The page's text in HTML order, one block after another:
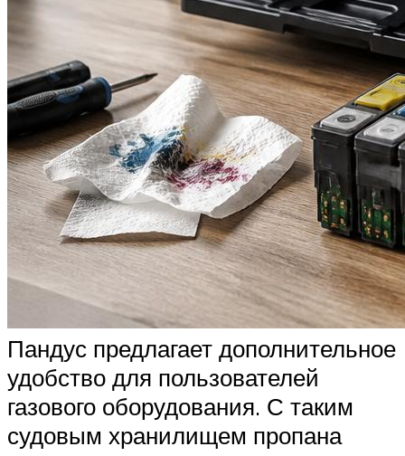
Пандус предлагает дополнительное
удобство для пользователей
газового оборудования. С таким
судовым хранилищем пропана